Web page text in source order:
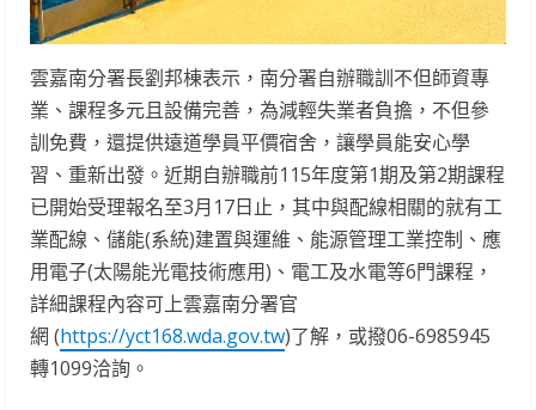
雲嘉南分署長劉邦棟表示，南分署自辦職訓不但師資專
業、課程多元且設備完善，為減輕失業者負擔，不但參
訓免費，還提供遠道學員平價宿舍，讓學員能安心學
習、重新出發。近期自辦職前115年度第1期及第2期課程
已開始受理報名至3月17日止，其中與配線相關的就有工
業配線、儲能(系統)建置與運維、能源管理工業控制、應
用電子(太陽能光電技術應用)、電工及水電等6門課程，
詳細課程內容可上雲嘉南分署官
網 (https://yct168.wda.gov.tw)了解，或撥06-6985945
轉1099洽詢。